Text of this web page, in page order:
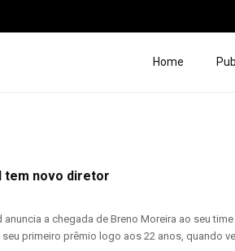
Home
tem novo diretor
anuncia a chegada de Breno Moreira ao seu
primeiro prêmio logo aos 22 anos, quando